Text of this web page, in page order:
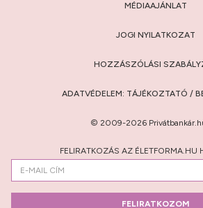
MÉDIAAJÁNLAT
JOGI NYILATKOZAT
HOZZÁSZÓLÁSI
ADATVÉDELEM: TÁJÉKOZTATÓ /
© 2009-2026
FELIRATKOZÁS AZ ÉLETFORMA.HU
FELIRATKOZOM